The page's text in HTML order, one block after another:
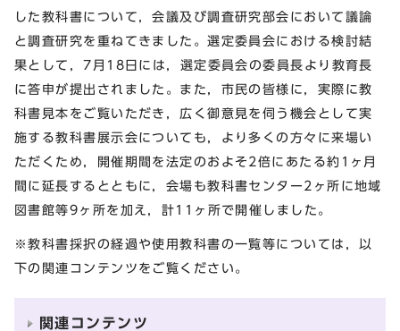
した教科書について，会議及び調査研究部会において議論
と調査研究を重ねてきました。選定委員会における検討結
果として，7月18日には，選定委員会の委員長より教育長
に答申が提出されました。また，市民の皆様に，実際に教
科書見本をご覧いただき，広く御意見を伺う機会として実
施する教科書展示会についても，より多くの方々に来場い
ただくため，開催期間を法定のおよそ2倍にあたる約1ヶ月
間に延長するとともに，会場も教科書センター2ヶ所に地域
図書館等9ヶ所を加え，計11ヶ所で開催しました。
※教科書採択の経過や使用教科書の一覧等については，以
下の関連コンテンツをご覧ください。
関連コンテンツ